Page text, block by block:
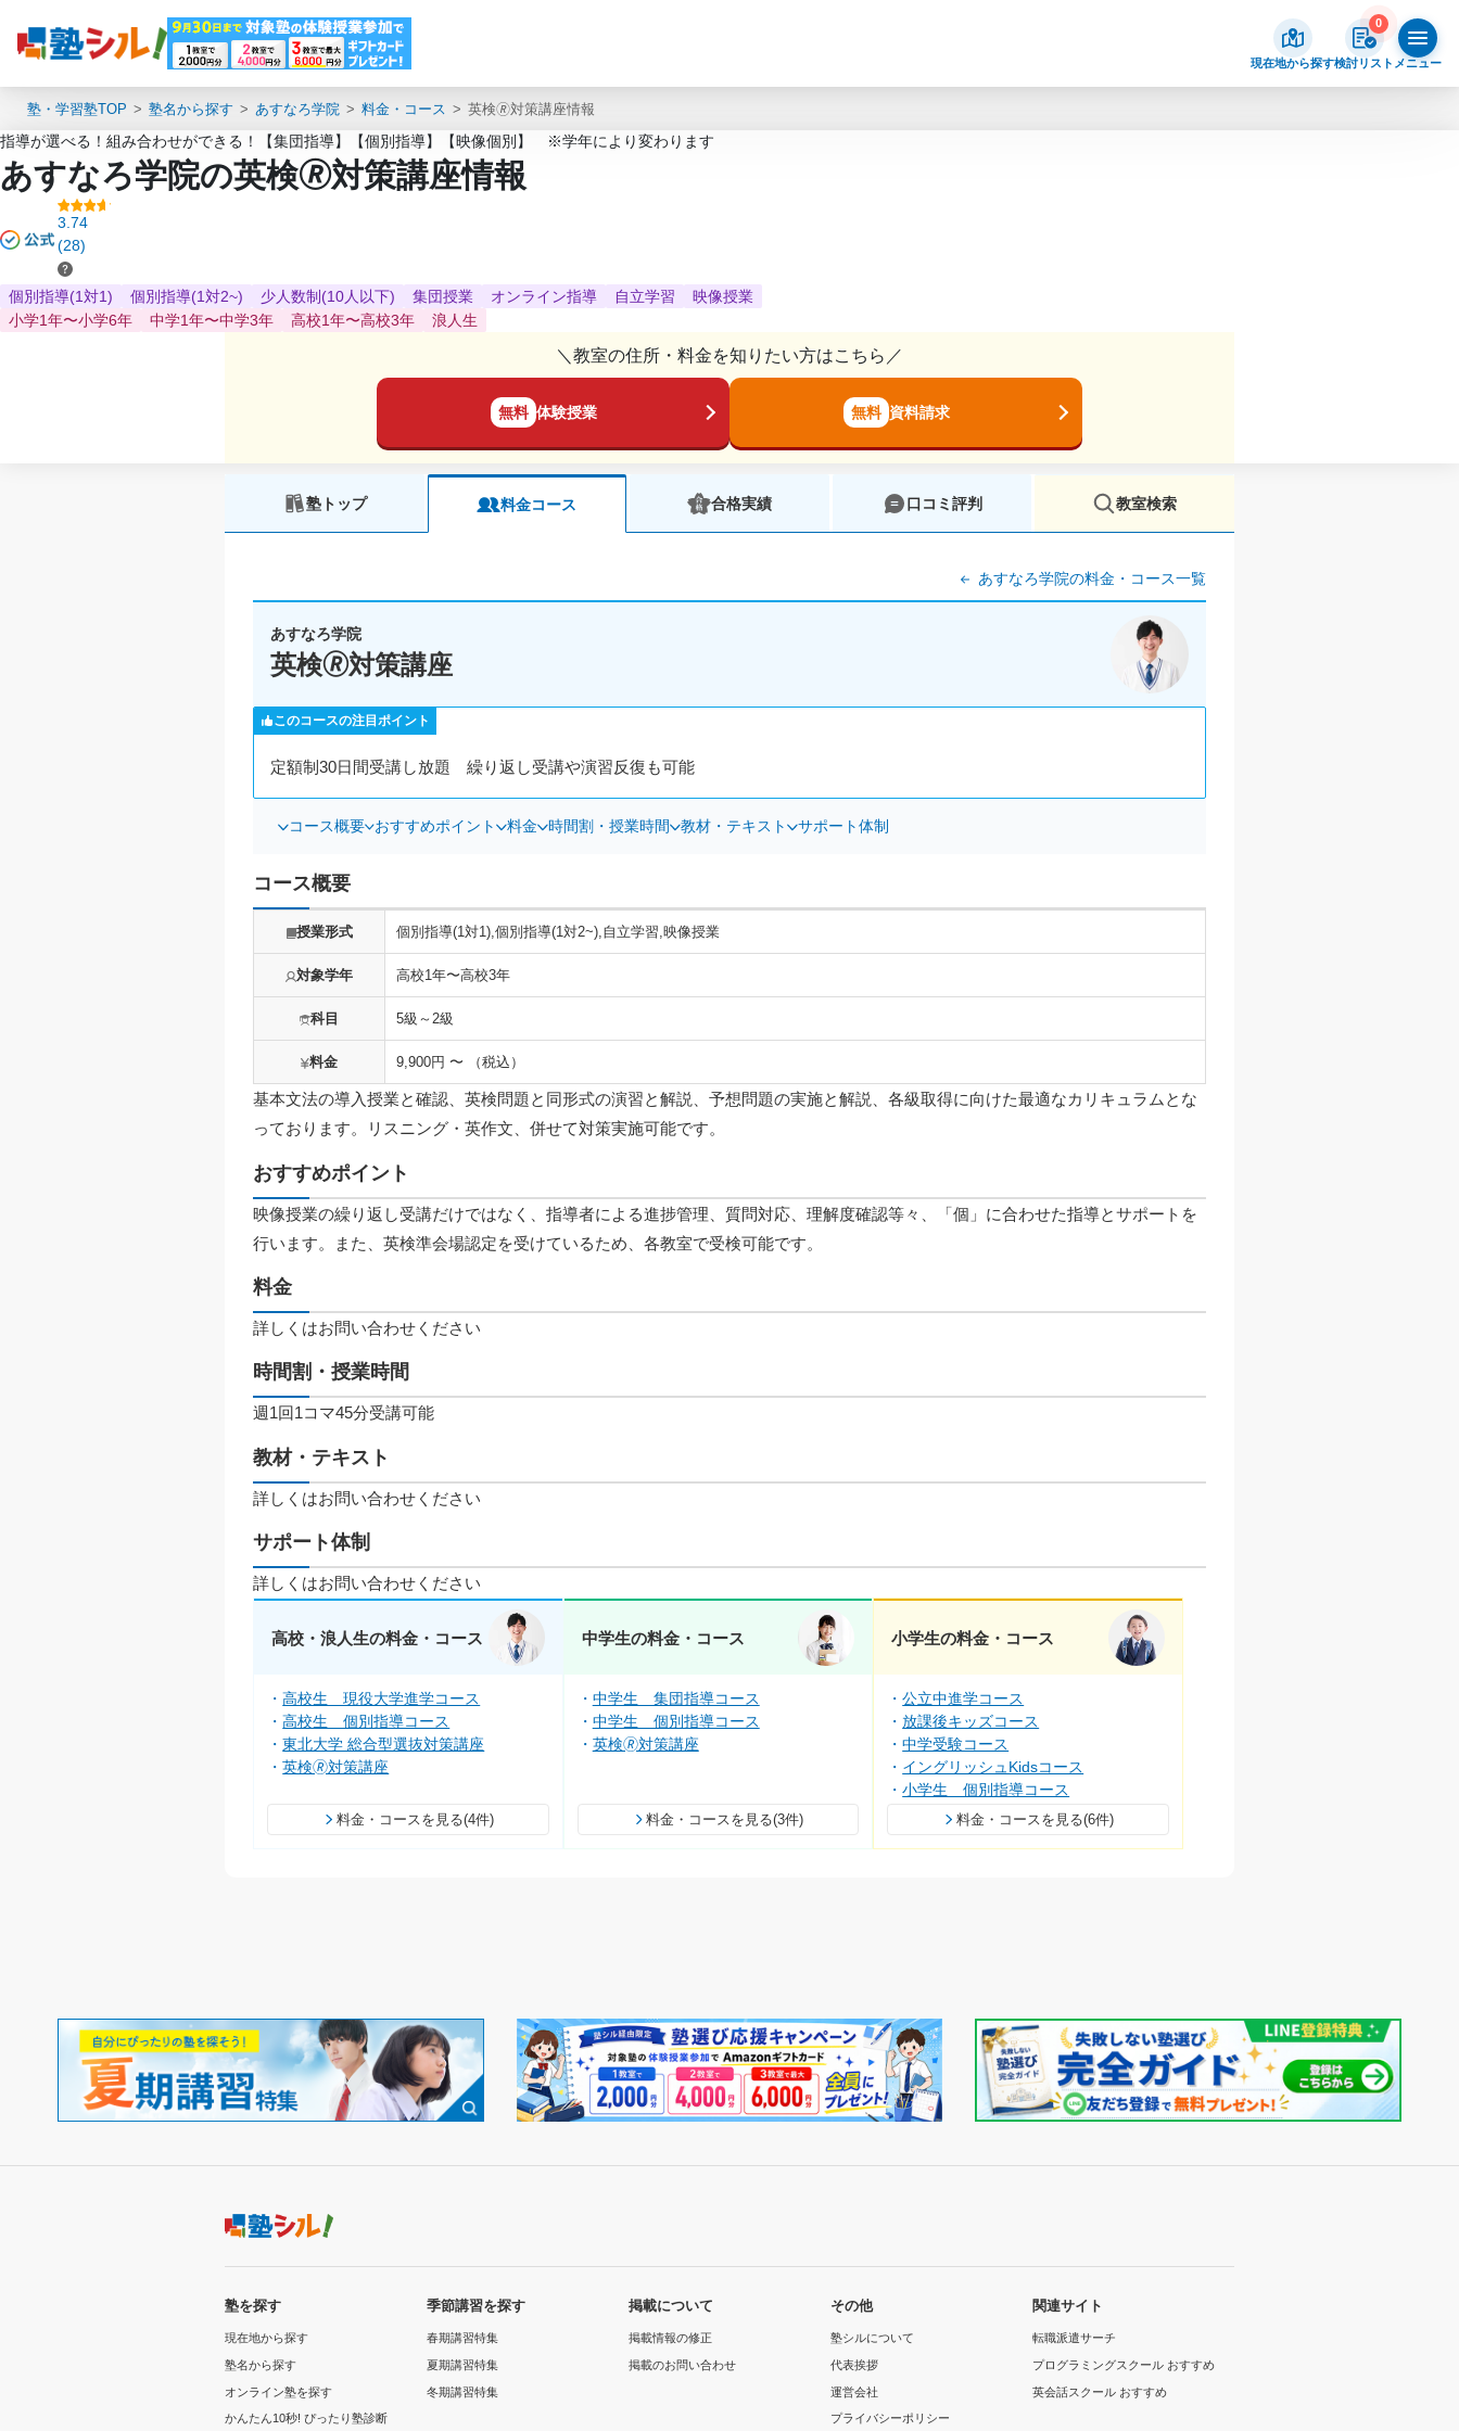
現在地から探す
0
検討リスト メニュー
塾・学習塾TOP 塾名から探す あすなろ学院 料金・コース 英検🄬対策講座情報
指導が選べる！組み合わせができる！【集団指導】【個別指導】【映像個別】 ※学年により変わります
あすなろ学院の英検🄬対策講座情報
3.74
(28)
個別指導(1対1) 個別指導(1対2~) 少人数制(10人以下) 集団授業 オンライン指導 自立学習
映像授業
小学1年〜小学6年
中学1年〜中学3年 高校1年〜高校3年 浪人生
＼教室の住所・料金を知りたい方はこちら／
無料 体験授業 無料 資料請求
塾トップ 料金コース 合格実績 口コミ評判 教室検索
あすなろ学院の料金・コース一覧
あすなろ学院
英検🄬対策講座
このコースの注目ポイント
定額制30日間受講し放題 繰り返し受講や演習反復も可能
コース概要 おすすめポイント 料金 時間割・授業時間 教材・テキスト サポート体制
コース概要
授業形式 個別指導(1対1),個別指導(1対2~),自立学習,映像授業
対象学年 高校1年〜高校3年
科目 5級～2級
料金 9,900円 〜 （税込）
基本文法の導入授業と確認、英検問題と同形式の演習と解説、予想問題の実施と解説、各級取得に向けた最適なカリキュラムとな
っております。リスニング・英作文、併せて対策実施可能です。
おすすめポイント
映像授業の繰り返し受講だけではなく、指導者による進捗管理、質問対応、理解度確認等々、「個」に合わせた指導とサポートを
行います。また、英検準会場認定を受けているため、各教室で受検可能です。
料金
詳しくはお問い合わせください
時間割・授業時間
週1回1コマ45分受講可能
教材・テキスト
詳しくはお問い合わせください
サポート体制
詳しくはお問い合わせください
高校・浪人生の料金・コース
高校生 現役大学進学コース
高校生 個別指導コース
東北大学 総合型選抜対策講座
英検🄬対策講座
料金・コースを見る(4件)
中学生の料金・コース
中学生 集団指導コース
中学生 個別指導コース
英検🄬対策講座
料金・コースを見る(3件)
小学生の料金・コース
公立中進学コース
放課後キッズコース
中学受験コース
イングリッシュKidsコース
小学生 個別指導コース
料金・コースを見る(6件)
塾を探す
現在地から探す
塾名から探す
オンライン塾を探す
かんたん10秒! ぴったり塾診断
季節講習を探す
春期講習特集
夏期講習特集
冬期講習特集
掲載について
掲載情報の修正
掲載のお問い合わせ
その他
塾シルについて
代表挨拶
運営会社
プライバシーポリシー
関連サイト
転職派遣サーチ
プログラミングスクール おすすめ
英会話スクール おすすめ